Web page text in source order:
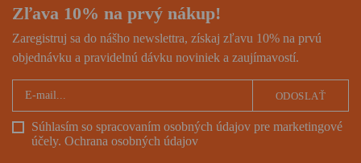
Zľava 10% na prvý nákup!
Zaregistruj sa do nášho newslettra, získaj zľavu 10% na prvú
objednávku a pravidelnú dávku noviniek a zaujímavostí.
Súhlasím so spracovaním osobných údajov pre marketingové
účely. Ochrana osobných údajov
ODOSLAŤ